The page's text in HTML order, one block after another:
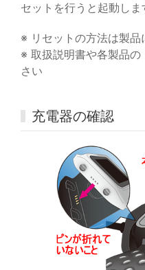
セットを行うと起動しま
※ リセットの方法は製品
※ 取扱説明書や各製品
さい
充電器の確認